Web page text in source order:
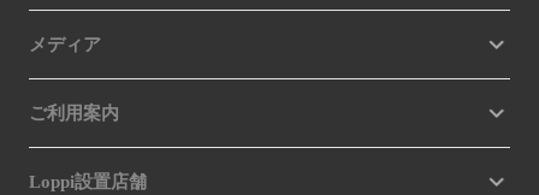
メディア
ご利用案内
Loppi設置店舗